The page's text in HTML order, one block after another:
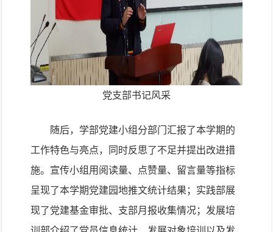
党支部书记风采
随后，学部党建小组分部门汇报了本学期的
工作特色与亮点，同时反思了不足并提出改进措
施。宣传小组用阅读量、点赞量、留言量等指标
呈现了本学期党建园地推文统计结果；实践部展
现了党建基金审批、支部月报收集情况；发展培